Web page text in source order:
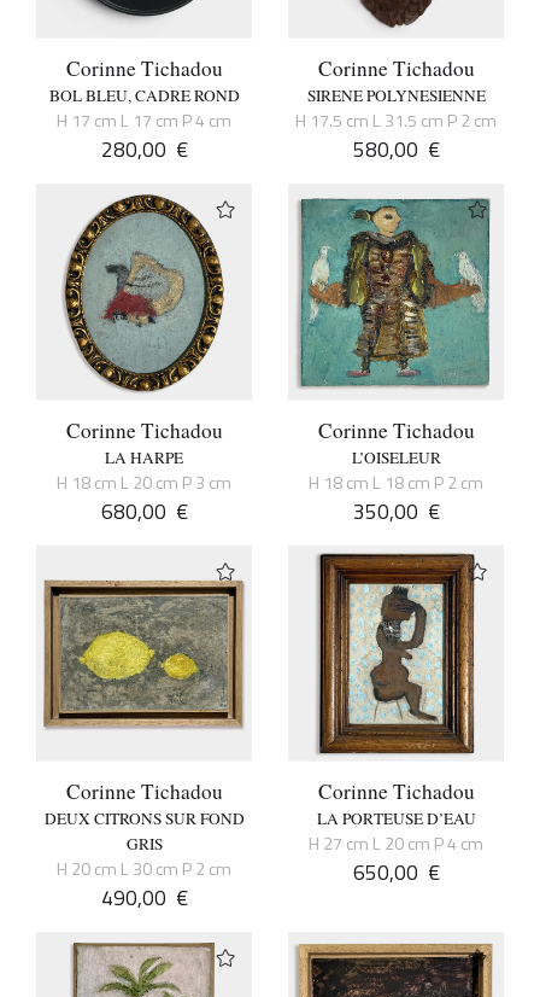
Corinne Tichadou
BOL BLEU, CADRE ROND
H 17 cm L 17 cm P 4 cm
280,00 €
Corinne Tichadou
SIRENE POLYNESIENNE
H 17.5 cm L 31.5 cm P 2 cm
580,00 €
Corinne Tichadou
LA HARPE
H 18 cm L 20 cm P 3 cm
680,00 €
Corinne Tichadou
L’OISELEUR
H 18 cm L 18 cm P 2 cm
350,00 €
Corinne Tichadou
DEUX CITRONS SUR FOND
GRIS
H 20 cm L 30 cm P 2 cm
490,00 €
Corinne Tichadou
LA PORTEUSE D’EAU
H 27 cm L 20 cm P 4 cm
650,00 €